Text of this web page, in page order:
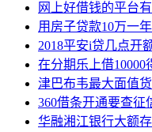
网上好借钱的平台
用房子贷款10万一
2018平安i贷几点开
在分期乐上借10000
津巴布韦最大面值
360借条开通要查征
华融湘江银行大额存